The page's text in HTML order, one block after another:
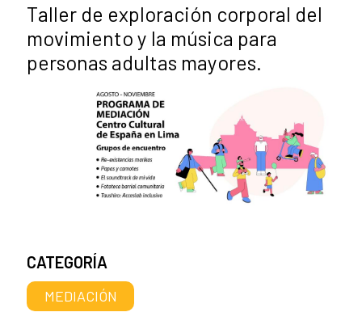
Taller de exploración corporal del
movimiento y la música para
personas adultas mayores.
CATEGORÍA
MEDIACIÓN